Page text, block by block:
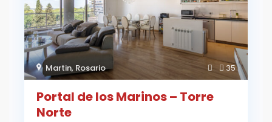
35
Martin, Rosario
Portal de los Marinos – Torre
Norte